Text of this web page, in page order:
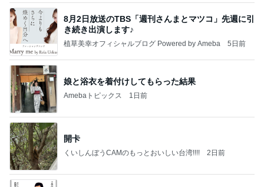
8月2日放送のTBS「週刊さんまとマツコ」先週に引
き続き出演します♪
植草美幸オフィシャルブログ Powered by Ameba 5日前
娘と浴衣を着付けしてもらった結果
Amebaトピックス 1日前
開卡
くいしんぼうCAMのもっとおいしい台湾!!!! 2日前